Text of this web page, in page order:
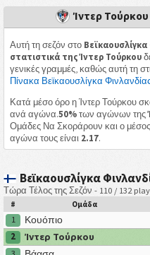
Ίντερ
Αυτή τη σεζόν στο
στατιστικά της Ίντερ Τούρκου
γενικές γραμμές, καθώς αυτή τη
Πίνακα Βεϊκαουσλίγκα
Κατά μέσο όρο η Ίντερ Τούρκου
ανά αγώνα.50%των αγώνων της
Ομάδες Να Σκοράρουν και ο
αγώνα τους είναι 2.17.
Βεϊκαουσλίγκα
Τώρα Τέλος της Σεζόν - 110 / 132
# Ομάδα
1 Κουόπιο
2
Ίντερ Τούρκου